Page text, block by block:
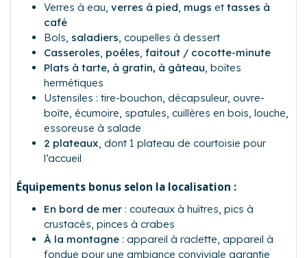
Verres à eau, verres à pied, mugs et tasses à
café
Bols, saladiers, coupelles à dessert
Casseroles, poêles, faitout / cocotte-minute
Plats à tarte, à gratin, à gâteau, boîtes
hermétiques
Ustensiles : tire-bouchon, décapsuleur, ouvre-
boîte, écumoire, spatules, cuillères en bois, louche,
essoreuse à salade
2 plateaux, dont 1 plateau de courtoisie pour
l’accueil
Équipements bonus selon la localisation :
En bord de mer : couteaux à huîtres, pics à
crustacés, pinces à crabes
À la montagne : appareil à raclette, appareil à
fondue pour une ambiance conviviale garantie